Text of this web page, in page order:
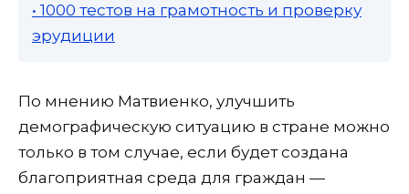
• 1000 тестов на грамотность и проверку
эрудиции
По мнению Матвиенко, улучшить
демографическую ситуацию в стране можно
только в том случае, если будет создана
благоприятная среда для граждан —